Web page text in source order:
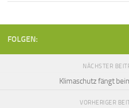
FOLGEN:
NÄCHSTER
Klimaschutz fängt
VORHERIGER